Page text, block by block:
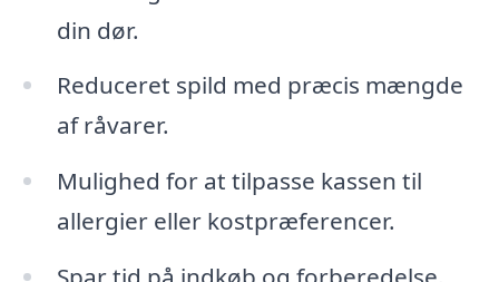
din dør.
Reduceret spild med præcis mængde
af råvarer.
Mulighed for at tilpasse kassen til
allergier eller kostpræferencer.